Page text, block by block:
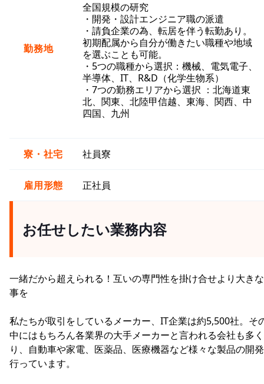
勤務地
全国規模の研究
・開発・設計エンジニア職の派遣
・請負企業の為、転居を伴う転勤あり。
初期配属から自分が働きたい職種や地域
を選ぶことも可能。
・5つの職種から選択：機械、電気電子、
半導体、IT、R&D（化学生物系）
・7つの勤務エリアから選択 ：北海道東
北、関東、北陸甲信越、東海、関西、中
四国、九州
寮・社宅 社員寮
雇用形態 正社員
お任せしたい業務内容
一緒だから超えられる！互いの専門性を掛け合せより大き
事を
私たちが取引をしているメーカー、IT企業は約5,500社。そ
中にはもちろん各業界の大手メーカーと言われる会社も多
り、自動車や家電、医薬品、医療機器など様々な製品の開
行っています。